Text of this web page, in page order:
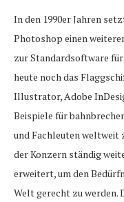
In den 1990er Jahren
Photoshop einen
zur Standardsoftware
heute noch das
Illustrator, Adobe
Beispiele für
und Fachleuten weltweit
der Konzern ständig
erweitert, um den
Welt gerecht zu werden.